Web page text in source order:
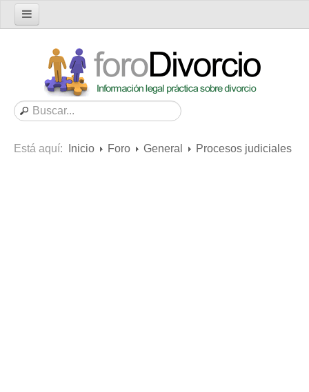
Foro
Nuevo tema
Buscar en el foro
Está aquí: Inicio Foro General Procesos judiciales